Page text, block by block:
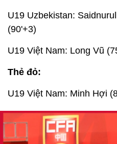
U19 Uzbekistan:
(90'+3)
U19 Việt Nam: Long Vũ
Thẻ đỏ:
U19 Việt Nam: Minh Hợi